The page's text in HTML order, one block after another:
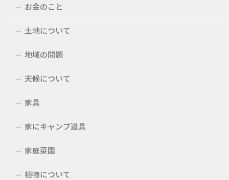
お金のこと
土地について
地域の問題
天候について
家具
家にキャンプ道具
家庭菜園
植物について